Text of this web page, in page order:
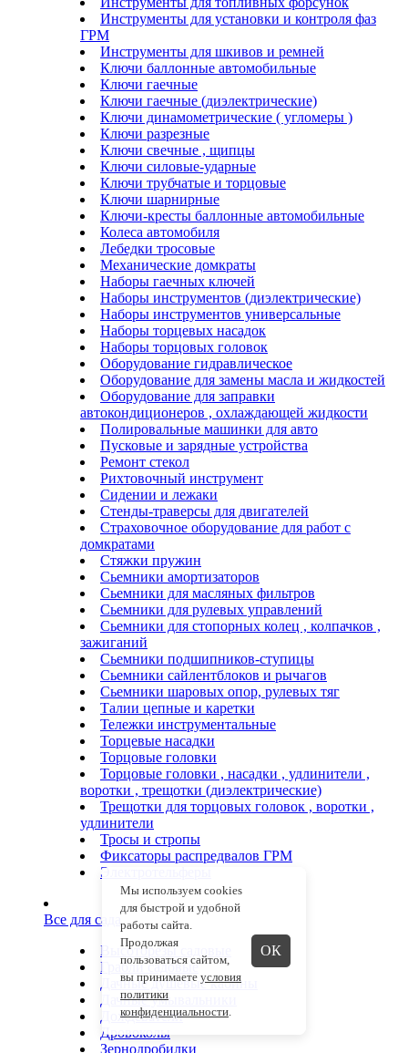
Инструменты для установки и контроля фаз
ГРМ
Инструменты для шкивов и ремней
Ключи баллонные автомобильные
Ключи гаечные
Ключи гаечные (диэлектрические)
Ключи динамометрические ( угломеры )
Ключи разрезные
Ключи свечные , щипцы
Ключи силовые-ударные
Ключи трубчатые и торцовые
Ключи шарнирные
Ключи-кресты баллонные автомобильные
Колеса автомобиля
Лебедки тросовые
Механические домкраты
Наборы гаечных ключей
Наборы инструментов (диэлектрические)
Наборы инструментов универсальные
Наборы торцевых насадок
Наборы торцовых головок
Оборудование гидравлическое
Оборудование для замены масла и жидкостей
Оборудование для заправки
автокондиционеров , охлаждающей жидкости
Полировальные машинки для авто
Пусковые и зарядные устройства
Ремонт стекол
Рихтовочный инструмент
Сидении и лежаки
Стенды-траверсы для двигателей
Страховочное оборудование для работ с
домкратами
Стяжки пружин
Сьемники амортизаторов
Сьемники для масляных фильтров
Сьемники для рулевых управлений
Сьемники для стопорных колец , колпачков ,
зажиганий
Сьемники подшипников-ступицы
Сьемники сайлентблоков и рычагов
Сьемники шаровых опор, рулевых тяг
Талии цепные и каретки
Тележки инструментальные
Торцевые насадки
Торцовые головки
Торцовые головки , насадки , удлинители ,
воротки , трещотки (диэлектрические)
Трещотки для торцовых головок , воротки ,
удлинители
Тросы и стропы
Фиксаторы распредвалов ГРМ
Электротельферы
Все для сада
Высоторезы садовые
Грабли садовые
Дачные душевые кабины
Дачные умывальники
Дождеватели
Дровоколы
Зернодробилки
Мы используем cookies
для быстрой и удобной
работы сайта.
Продолжая
пользоваться сайтом,
вы принимаете условия
политики
конфиденциальности.
ОК